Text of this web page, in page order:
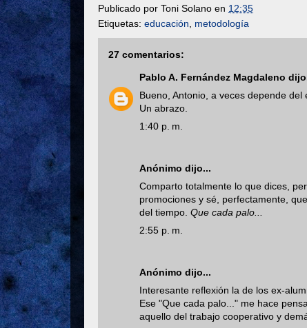
Publicado por Toni Solano en 12:35
Etiquetas: educación metodología
27 comentarios:
Pablo A. Fernández Magdaleno
Bueno, Antonio, a veces depende del
Un abrazo.
1:40 p. m.
Anónimo dijo...
Comparto totalmente lo que dices,
promociones y sé, perfectamente,
del tiempo. Que cada palo...
2:55 p. m.
Anónimo dijo...
Interesante reflexión la de los ex-
Ese "Que cada palo..." me hace
aquello del trabajo cooperativo y